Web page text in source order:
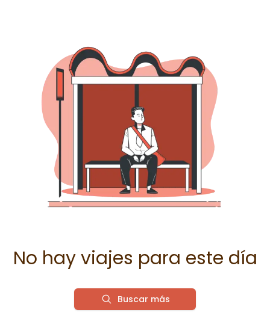
No hay viajes para este día
Buscar más